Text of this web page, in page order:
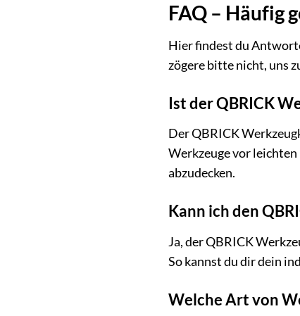
FAQ – Häufig
Hier findest du
zögere bitte nicht, uns
Ist der QBRICK
Der QBRICK
Werkzeuge vor
abzudecken.
Kann ich den
Ja, der QBRICK
So kannst du dir dein
Welche Art von